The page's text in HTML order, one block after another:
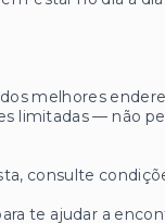
melhores
limitadas — não
consulte
te ajudar a